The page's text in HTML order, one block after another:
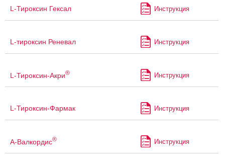
L-Тироксин Гексал Инструкция
L-тироксин Реневал Инструкция
L-Тироксин-Акри® Инструкция
L-Тироксин-Фармак Инструкция
А-Валкордис® Инструкция